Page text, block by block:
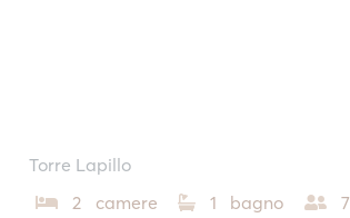
Torre Lapillo
2 camere
1 bagno
7